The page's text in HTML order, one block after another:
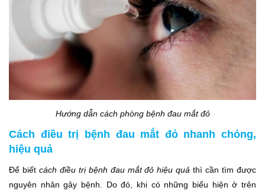
Hướng dẫn cách phòng bệnh đau mắt đỏ
Cách điều trị bệnh đau mắt đỏ nhanh chóng,
hiệu quả
Để biết cách điều trị bệnh đau mắt đỏ hiệu quả thì cần tìm được
nguyên nhân gây bệnh. Do đó, khi có những biểu hiện ở trên